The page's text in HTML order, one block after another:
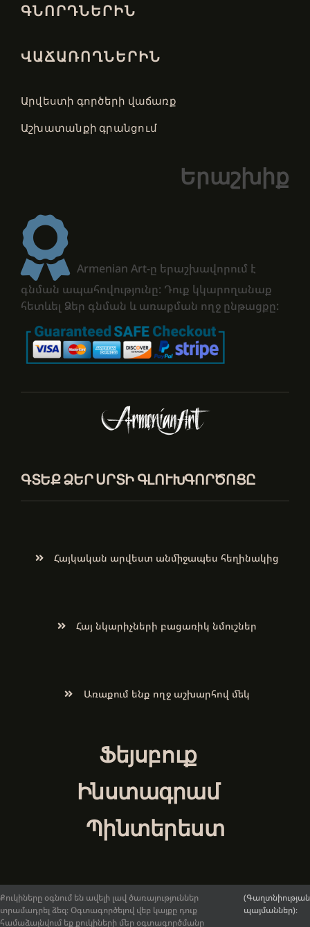
ԳՆՈՐԴՆԵՐԻՆ
ՎԱՃԱՌՈՂՆԵՐԻՆ
Արվեստի գործերի վաճառք
Աշխատանքի գրանցում
Երաշխիք
Armenian Art-ը երաշխավորում է
գնման ապահովությունը: Դուք կկարողանաք
հետևել Ձեր գնման և առաքման ողջ ընթացքը:
ԳՏԵՔ ՁԵՐ ՍՐՏԻ ԳԼՈՒԽԳՈՐԾՈՑԸ
Հայկական արվեստ անմիջապես հեղինակից
Հայ նկարիչների բացառիկ նմուշներ
Առաքում ենք ողջ աշխարհով մեկ
Ֆեյսբուք
Ինստագրամ
Պինտերեստ
© 2017-2026.ArmenianArt.am։ Բոլոր իրավունքները
Քուկիները օգնում են ավելի լավ ծառայություններ
տրամադրել ձեզ։ Օգտագործելով վեբ կայքը դուք
համաձայնվում եք քուկիների մեր օգտագործմանը
(Գաղտնիության
պայմաններ)։